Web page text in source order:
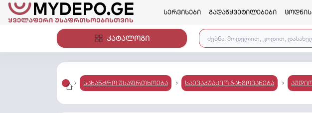
სერვისები გადაწყვეტილებები
კატალოგი
სახანძრო უსაფრთხოება საევაკუაციო გახმოვანება